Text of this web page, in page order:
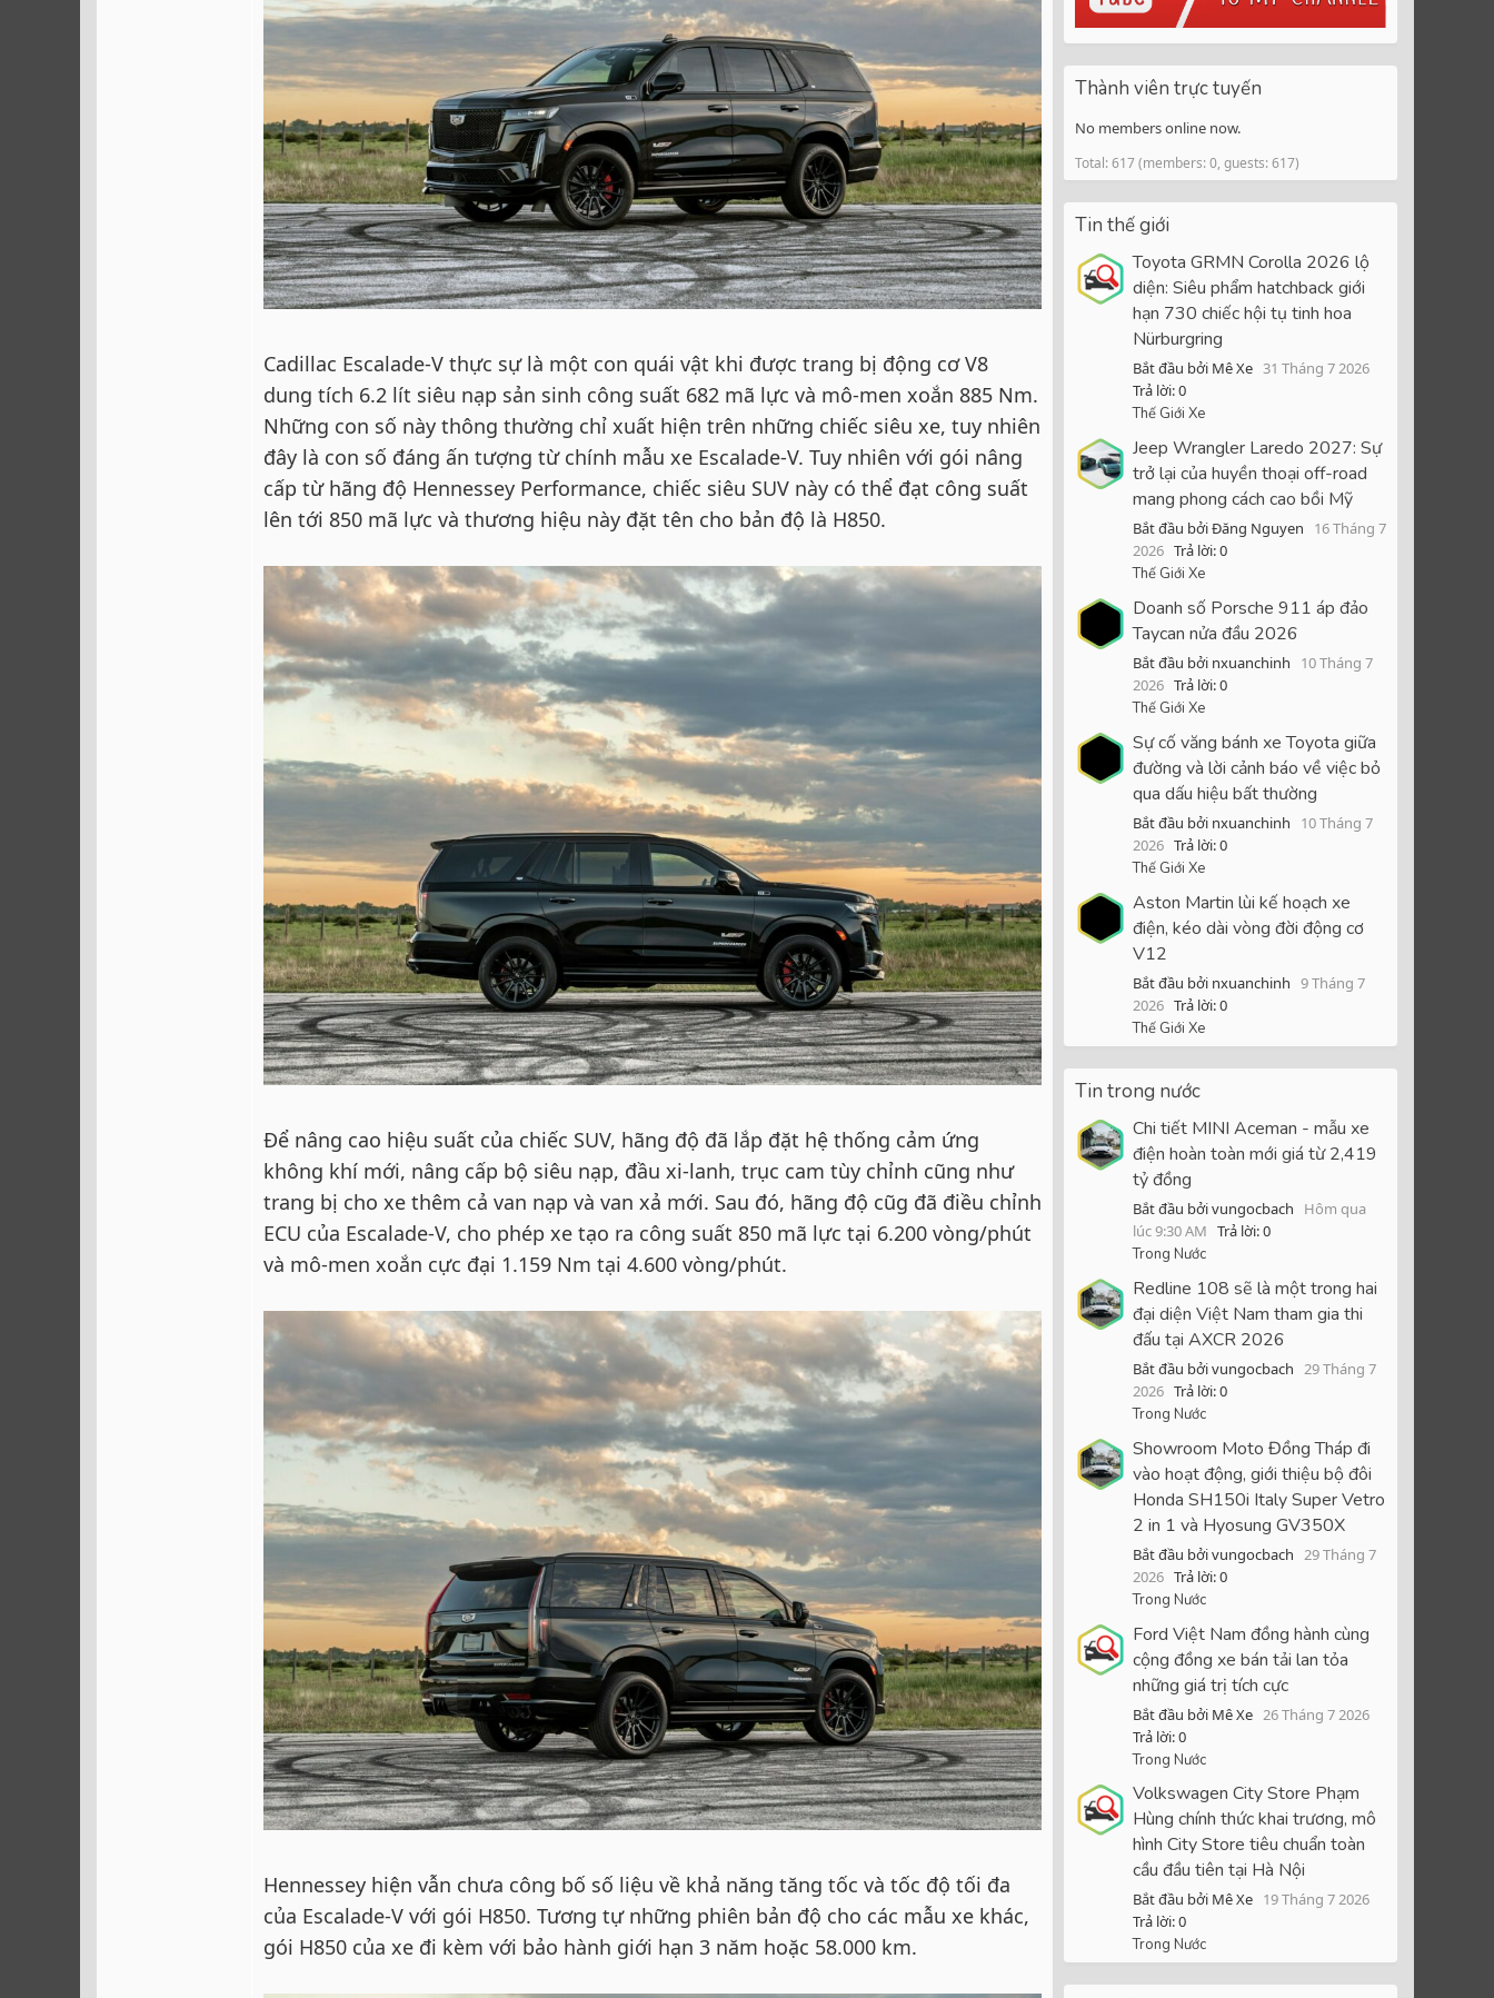
Cadillac Escalade-V thực sự là một con quái vật khi được trang bị động cơ V8
dung tích 6.2 lít siêu nạp sản sinh công suất 682 mã lực và mô-men xoắn 885 Nm.
Những con số này thông thường chỉ xuất hiện trên những chiếc siêu xe, tuy nhiên
đây là con số đáng ấn tượng từ chính mẫu xe Escalade-V. Tuy nhiên với gói nâng
cấp từ hãng độ Hennessey Performance, chiếc siêu SUV này có thể đạt công suất
lên tới 850 mã lực và thương hiệu này đặt tên cho bản độ là H850.
Để nâng cao hiệu suất của chiếc SUV, hãng độ đã lắp đặt hệ thống cảm ứng
không khí mới, nâng cấp bộ siêu nạp, đầu xi-lanh, trục cam tùy chỉnh cũng như
trang bị cho xe thêm cả van nạp và van xả mới. Sau đó, hãng độ cũg đã điều chỉnh
ECU của Escalade-V, cho phép xe tạo ra công suất 850 mã lực tại 6.200 vòng/phút
và mô-men xoắn cực đại 1.159 Nm tại 4.600 vòng/phút.
Hennessey hiện vẫn chưa công bố số liệu về khả năng tăng tốc và tốc độ tối đa
của Escalade-V với gói H850. Tương tự những phiên bản độ cho các mẫu xe khác,
gói H850 của xe đi kèm với bảo hành giới hạn 3 năm hoặc 58.000 km.
Thành viên trực tuyến
No members online now.
Total: 617 (members: 0, guests: 617)
Tin thế giới
Toyota GRMN Corolla 2026 lộ
diện: Siêu phẩm hatchback giới
hạn 730 chiếc hội tụ tinh hoa
Nürburgring
Bắt đầu bởi Mê Xe 31 Tháng 7 2026
Trả lời: 0
Thế Giới Xe
Jeep Wrangler Laredo 2027: Sự
trở lại của huyền thoại off-road
mang phong cách cao bồi Mỹ
Bắt đầu bởi Đăng Nguyen
16 Tháng 7
2026 Trả lời: 0
Thế Giới Xe
Doanh số Porsche 911 áp đảo
Taycan nửa đầu 2026
Bắt đầu bởi nxuanchinh
10 Tháng 7
2026 Trả lời: 0
Thế Giới Xe
Sự cố văng bánh xe Toyota giữa
đường và lời cảnh báo về việc bỏ
qua dấu hiệu bất thường
Bắt đầu bởi nxuanchinh
10 Tháng 7
2026 Trả lời: 0
Thế Giới Xe
Aston Martin lùi kế hoạch xe
điện, kéo dài vòng đời động cơ
V12
Bắt đầu bởi nxuanchinh 9 Tháng 7
2026 Trả lời: 0
Thế Giới Xe
Tin trong nước
Chi tiết MINI Aceman - mẫu xe
điện hoàn toàn mới giá từ 2,419
tỷ đồng
Bắt đầu bởi vungocbach
Hôm qua
lúc 9:30 AM Trả lời: 0
Trong Nước
Redline 108 sẽ là một trong hai
đại diện Việt Nam tham gia thi
đấu tại AXCR 2026
Bắt đầu bởi vungocbach 29 Tháng 7
2026 Trả lời: 0
Trong Nước
Showroom Moto Đồng Tháp đi
vào hoạt động, giới thiệu bộ đôi
Honda SH150i Italy Super Vetro
2 in 1 và Hyosung GV350X
Bắt đầu bởi vungocbach 29 Tháng 7
2026 Trả lời: 0
Trong Nước
Ford Việt Nam đồng hành cùng
cộng đồng xe bán tải lan tỏa
những giá trị tích cực
Bắt đầu bởi Mê Xe 26 Tháng 7 2026
Trả lời: 0
Trong Nước
Volkswagen City Store Phạm
Hùng chính thức khai trương, mô
hình City Store tiêu chuẩn toàn
cầu đầu tiên tại Hà Nội
Bắt đầu bởi Mê Xe 19 Tháng 7 2026
Trả lời: 0
Trong Nước